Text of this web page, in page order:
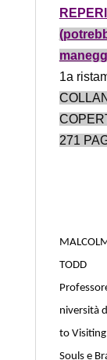
1a
271
TODD
niversità
to Visiting
Souls e